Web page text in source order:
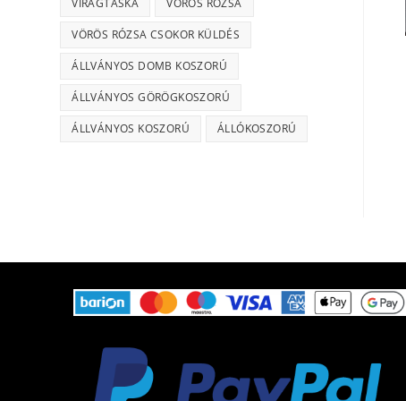
VIRÁGTÁSKA VÖRÖS RÓZSA
VÖRÖS RÓZSA CSOKOR KÜLDÉS
ÁLLVÁNYOS DOMB KOSZORÚ
ÁLLVÁNYOS GÖRÖGKOSZORÚ
ÁLLVÁNYOS KOSZORÚ ÁLLÓKOSZORÚ